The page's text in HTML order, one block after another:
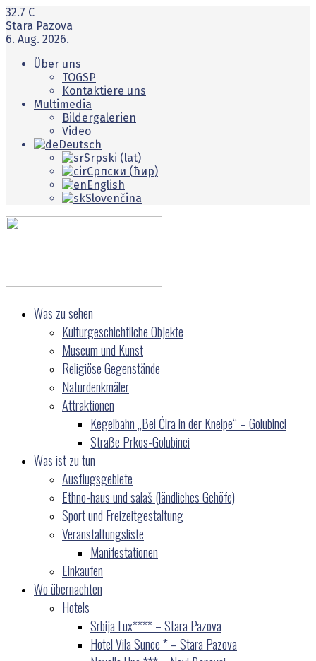
32.7 C
Stara Pazova
6. Aug. 2026.
Über uns
TOGSP
Kontaktiere uns
Multimedia
Bildergalerien
Video
Deutsch
Srpski (lat)
Српски (ћир)
English
Slovenčina
Was zu sehen
Kulturgeschichtliche Objekte
Museum und Kunst
Religiöse Gegenstände
Naturdenkmäler
Attraktionen
Kegelbahn „Bei Ćira in der Kneipe“ – Golubinci
Straße Prkos-Golubinci
Was ist zu tun
Ausflugsgebiete
Ethno-haus und salaš (ländliches Gehöfe)
Sport und Freizeitgestaltung
Veranstaltungsliste
Manifestationen
Einkaufen
Wo übernachten
Hotels
Srbija Lux**** – Stara Pazova
Hotel Vila Sunce * – Stara Pazova